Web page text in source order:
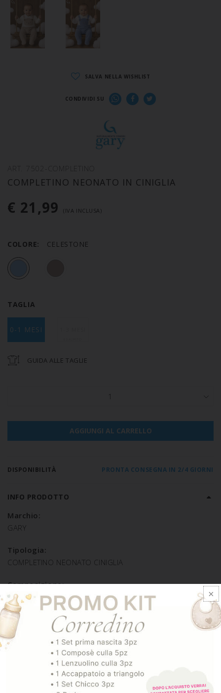
SALVA NELLA WISHLIST
CONDIVIDI SU
COMPLETINO NEONATO IN CINIGLIA
€ 21,99 (IVA INCLUSA)
COLORE: CELESTONE
TAGLIA
0-1 MESI
GUIDA ALLE TAGLIE
1
AGGIUNGI AL CARRELLO
DISPONIBILITÀ PRONTA CONSEGNA IN 2/4 GIORNI
INFO PRODOTTO
Marchio:
GARY
Tipologia:
COMPLETINO NEONATO CINIGLIA
Composizione:
COTONE 80% POLIESTERE 20%
SPEDIZIONE E RESO
ARTICOLI CORRELATI